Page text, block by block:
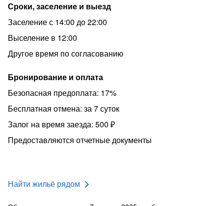
Сроки, заселение и выезд
Заселение с 14:00 до 22:00
Выселение в 12:00
Другое время по согласованию
Бронирование и оплата
Безопасная предоплата: 17%
Бесплатная отмена: за 7 суток
Залог на время заезда: 500 ₽
Предоставляются отчетные документы
Найти жильё рядом